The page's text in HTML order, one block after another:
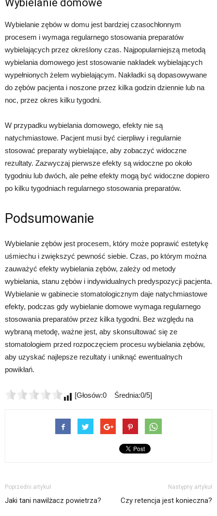
Wybielanie domowe
Wybielanie zębów w domu jest bardziej czasochłonnym
procesem i wymaga regularnego stosowania preparatów
wybielających przez określony czas. Najpopularniejszą metodą
wybielania domowego jest stosowanie nakładek wybielających
wypełnionych żelem wybielającym. Nakładki są dopasowywane
do zębów pacjenta i noszone przez kilka godzin dziennie lub na
noc, przez okres kilku tygodni.
W przypadku wybielania domowego, efekty nie są
natychmiastowe. Pacjent musi być cierpliwy i regularnie
stosować preparaty wybielające, aby zobaczyć widoczne
rezultaty. Zazwyczaj pierwsze efekty są widoczne po około
tygodniu lub dwóch, ale pełne efekty mogą być widoczne dopiero
po kilku tygodniach regularnego stosowania preparatów.
Podsumowanie
Wybielanie zębów jest procesem, który może poprawić estetykę
uśmiechu i zwiększyć pewność siebie. Czas, po którym można
zauważyć efekty wybielania zębów, zależy od metody
wybielania, stanu zębów i indywidualnych predyspozycji pacjenta.
Wybielanie w gabinecie stomatologicznym daje natychmiastowe
efekty, podczas gdy wybielanie domowe wymaga regularnego
stosowania preparatów przez kilka tygodni. Bez względu na
wybraną metodę, ważne jest, aby skonsultować się ze
stomatologiem przed rozpoczęciem procesu wybielania zębów,
aby uzyskać najlepsze rezultaty i uniknąć ewentualnych
powikłań.
[Głosów:0 Średnia:0/5]
Poprzedni artykuł
Jaki tani nawilżacz powietrza?
Następny artykuł
Czy retencja jest konieczna?